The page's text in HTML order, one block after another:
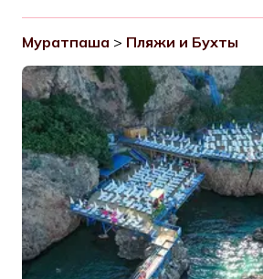
Муратпаша > Пляжи и Бухты